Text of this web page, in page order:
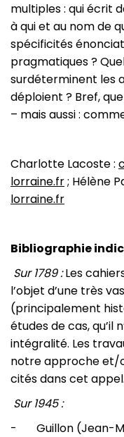
multiples : qui écrit
à qui et au nom de
spécificités
pragmatiques ?
surdéterminent les
déploient ? Bref,
– mais aussi :
Charlotte Lacoste :
lorraine.fr; Hélène
lorraine.fr
Bibliographie
Sur 1789 :Les
l’objet d’une très
(principalement
études de cas, qu’il
intégralité. Les
notre approche et/
cités dans cet appel.
Sur 1945 :
- Guillon (Jean-